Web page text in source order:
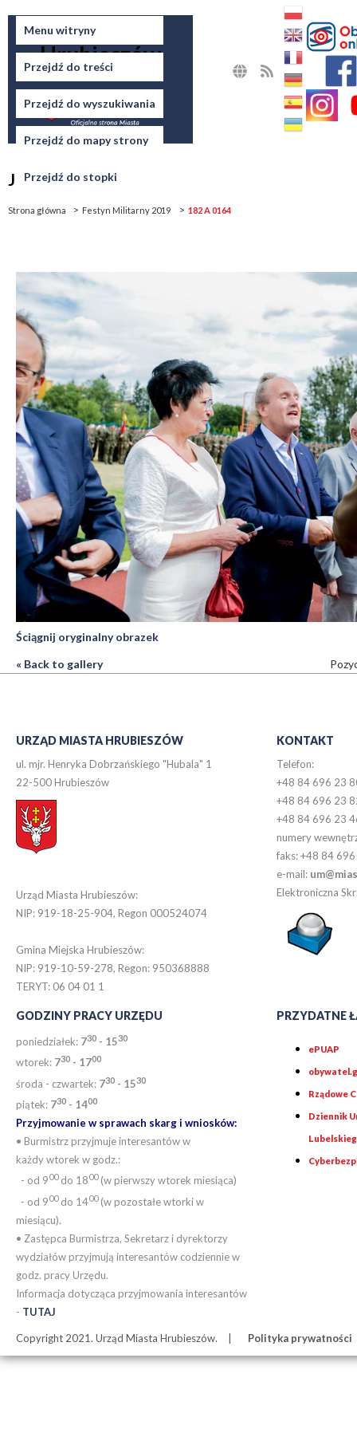
Menu witryny
Przejdź do treści
Przejdź do wyszukiwania
Przejdź do mapy strony
Przejdź do stopki
Miasto
Hrubieszów
Jesteś tutaj
Strona główna Festyn Militarny 2019 182 A 0164
Ściągnij oryginalny obrazek
« Back to gallery
URZĄD MIASTA HRUBIESZÓW
ul. mjr. Henryka Dobrzańskiego "Hubala" 1
22-500 Hrubieszów
Urząd Miasta Hrubieszów:
NIP: 919-18-25-904, Regon 000524074
Gmina Miejska Hrubieszów:
NIP: 919-10-59-278, Regon: 950368888
TERYT: 06 04 01 1
KONTAKT
Telefon:
+48 84 696 23
+48 84 696 23
+48 84 696 23
numery
faks: +48 84
e-mail:
Elektroniczna
GODZINY PRACY URZĘDU
poniedziałek: 730 - 1530
wtorek: 730 - 1700
środa - czwartek: 730 - 1530
piątek: 730 - 1400
Przyjmowanie w sprawach skarg i wniosków:
• Burmistrz przyjmuje interesantów w
każdy wtorek w godz.:
- od 900do 1800(w pierwszy wtorek miesiąca)
- od 900do 1400(w pozostałe wtorki w
miesiącu).
• Zastępca Burmistrza, Sekretarz i dyrektorzy
wydziałów przyjmują interesantów codziennie w
godz. pracy Urzędu.
Informacja dotycząca przyjmowania interesantów
- TUTAJ
PRZYDATNE
ePUAP
Rządowe
Dziennik
Copyright 2021. Urząd Miasta Hrubieszów. Polityka prywatności